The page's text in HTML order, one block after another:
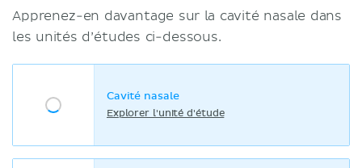
Apprenez-en davantage sur la cavité nasale dans
les unités d’études ci-dessous.
Cavité nasale
Explorer l'unité d'étude